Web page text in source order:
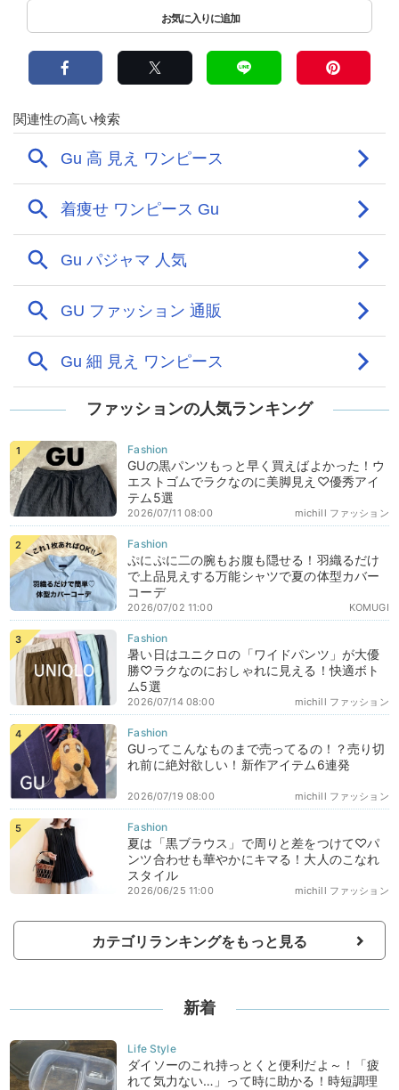
ファッションの人気ランキング
GUの黒パンツもっと早く買えばよかった！ウ
エストゴムでラクなのに美脚見え♡優秀アイ
テム5選
michill ファッション
2026/07/11 08:00
ぷにぷに二の腕もお腹も隠せる！羽織るだけ
で上品見えする万能シャツで夏の体型カバー
コーデ
KOMUGI
2026/07/02 11:00
暑い日はユニクロの「ワイドパンツ」が大優
勝♡ラクなのにおしゃれに見える！快適ボト
ム5選
michill ファッション
2026/07/14 08:00
GUってこんなものまで売ってるの！？売り切
れ前に絶対欲しい！新作アイテム6連発
michill ファッション
2026/07/19 08:00
夏は「黒ブラウス」で周りと差をつけて♡パ
ンツ合わせも華やかにキマる！大人のこなれ
スタイル
michill ファッション
2026/06/25 11:00
カテゴリランキングをもっと見る
新着
ダイソーのこれ持っとくと便利だよ～！「疲
れて気力ない…」って時に助かる！時短調理